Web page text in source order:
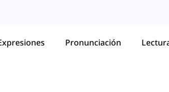
Pronunciación